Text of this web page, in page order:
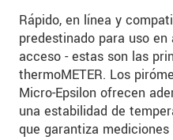
Rápido, en línea y
predestinado para uso
acceso - estas son las
thermoMETER. Los
Micro-Epsilon ofrecen
una estabilidad de
que garantiza